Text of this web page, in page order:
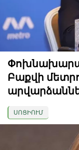
Բաքվի
ՍՈՑԻՈՒՄ